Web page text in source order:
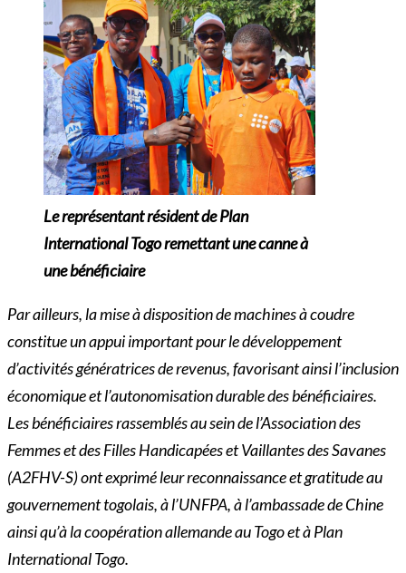
Le représentant résident de Plan
International Togo remettant une canne à
une bénéficiaire
Par ailleurs, la mise à disposition de machines à coudre
constitue un appui important pour le développement
d’activités génératrices de revenus, favorisant ainsi l’inclusion
économique et l’autonomisation durable des bénéficiaires.
Les bénéficiaires rassemblés au sein de l’Association des
Femmes et des Filles Handicapées et Vaillantes des Savanes
(A2FHV-S) ont exprimé leur reconnaissance et gratitude au
gouvernement togolais, à l’UNFPA, à l’ambassade de Chine
ainsi qu’à la coopération allemande au Togo et à Plan
International Togo.